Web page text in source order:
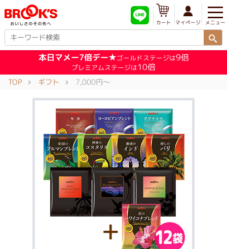
メニュー
マイページ
カート
本日マメー7倍デー★ゴールドステージは9倍
プレミアムステージは10倍
TOP ギフト 7,000円～